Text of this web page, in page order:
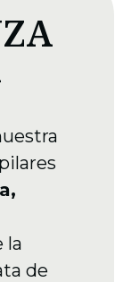
la
de